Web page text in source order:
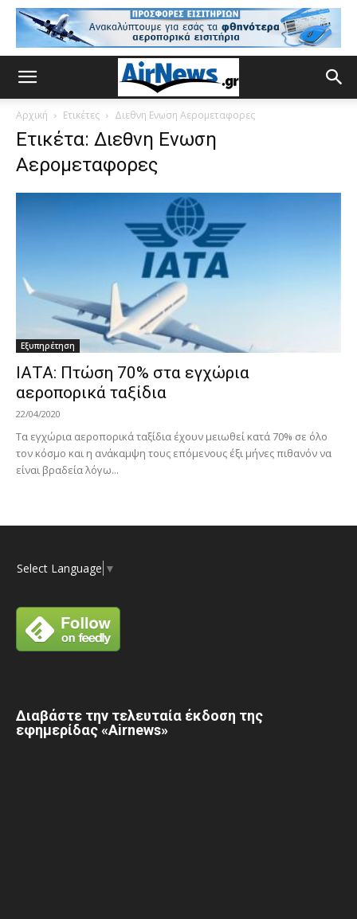
Αρχική Ετικέτες Διεθνη Ενωση Αερομεταφορες
Ετικέτα: Διεθνη Ενωση
Αερομεταφορες
Εξυπηρέτηση
ΙΑΤΑ: Πτώση 70% στα εγχώρια
αεροπορικά ταξίδια
22/04/2020
Τα εγχώρια αεροπορικά ταξίδια έχουν μειωθεί κατά 70% σε όλο
τον κόσμο και η ανάκαμψη τους επόμενους έξι μήνες πιθανόν να
είναι βραδεία λόγω...
Select Language ▼
Διαβάστε την τελευταία έκδοση της
εφημερίδας «Airnews»